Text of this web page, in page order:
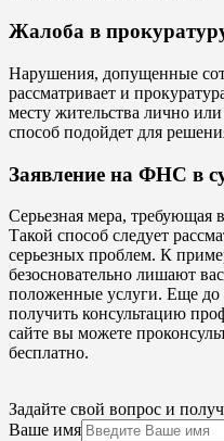
Жалоба в
Нарушения, допущенные
рассматривает и
месту жительства лично
способ подойдет для
Заявление на ФНС в
Серьезная мера, требующая
Такой способ следует
серьезных проблем. К
безосновательно лишают
положенные услуги. Еще до
получить консультацию
сайте вы можете
бесплатно.
Задайте свой вопрос и
Ваше имя